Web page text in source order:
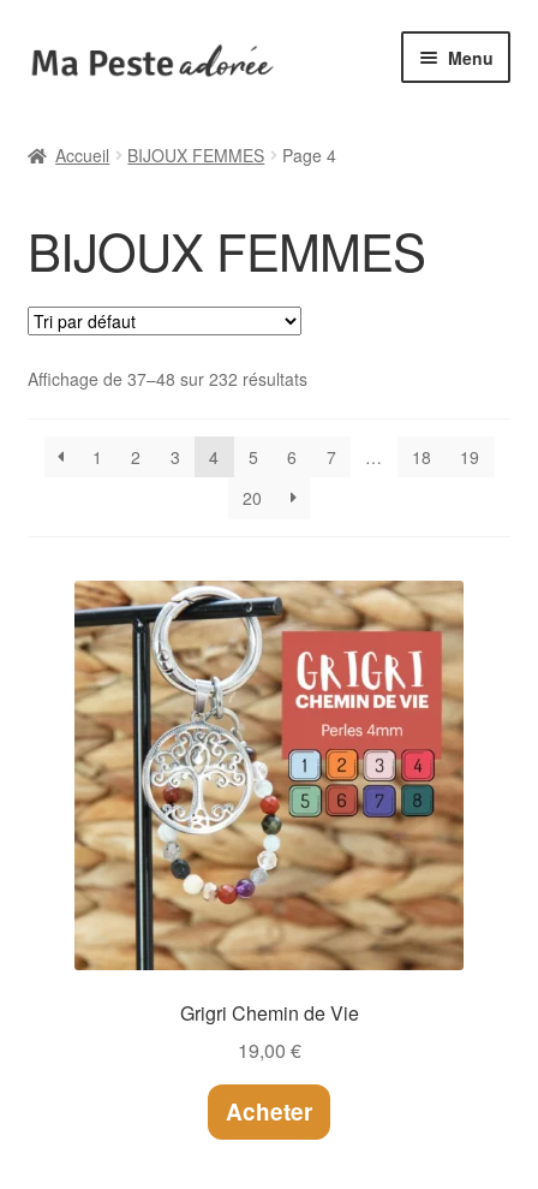
Aller
à
Aller
au
Menu
✙ Bienfaits
ℹ️ Infos pratiques
👤 Mon compte
Accueil BIJOUX FEMMES Page 4
BIJOUX FEMMES
Affichage de 37–48 sur 232 résultats
1 2 3 4 5 6 7 … 18
19
20
Grigri Chemin de Vie
19,00 €
Acheter